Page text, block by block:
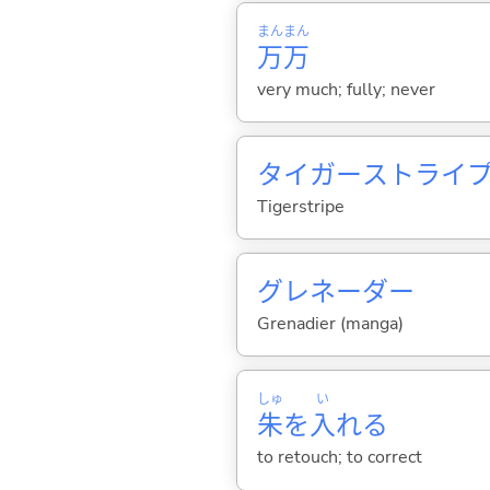
万
まん
万
まん
very much; fully; never
タイガーストライ
Tigerstripe
グレネーダー
Grenadier (manga)
朱
しゅ
を入
い
れる
to retouch; to correct